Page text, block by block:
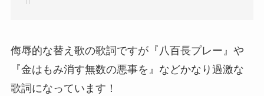
侮辱的な替え歌の歌詞ですが『八百長プレー』や
『金はもみ消す無数の悪事を』などかなり過激な
歌詞になっています！